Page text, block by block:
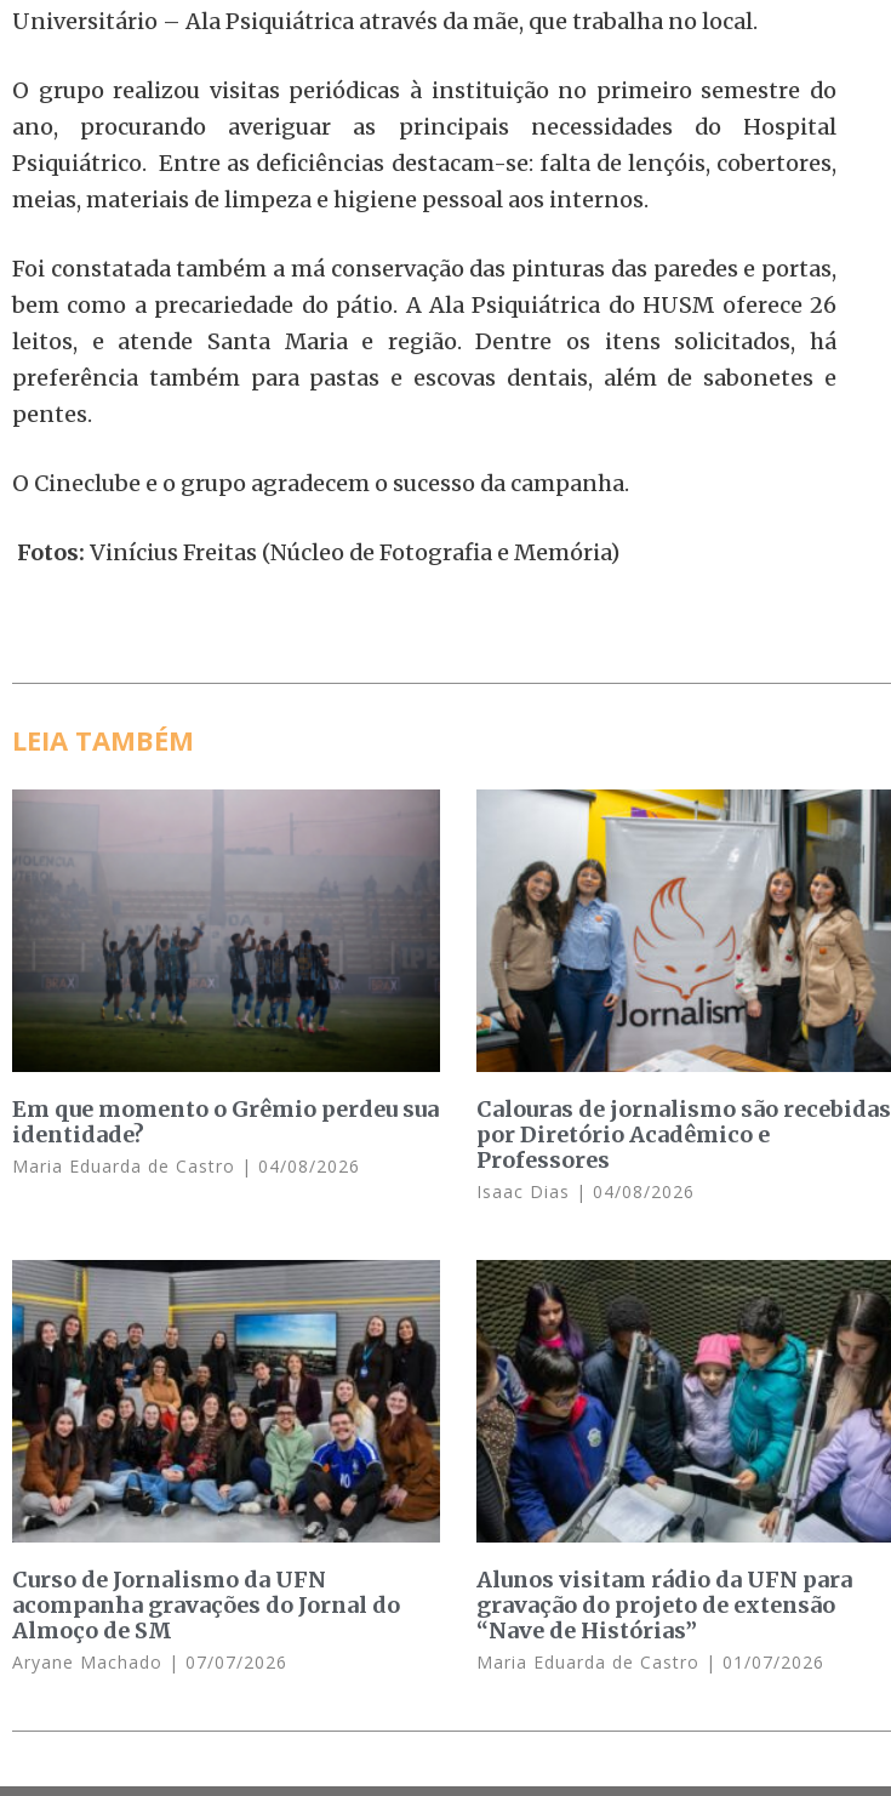
Universitário – Ala Psiquiátrica através da mãe, que trabalha no local.
O grupo realizou visitas periódicas à instituição no primeiro semestre do
ano, procurando averiguar as principais necessidades do Hospital
Psiquiátrico. Entre as deficiências destacam-se: falta de lençóis, cobertores,
meias, materiais de limpeza e higiene pessoal aos internos.
Foi constatada também a má conservação das pinturas das paredes e portas,
bem como a precariedade do pátio. A Ala Psiquiátrica do HUSM oferece 26
leitos, e atende Santa Maria e região. Dentre os itens solicitados, há
preferência também para pastas e escovas dentais, além de sabonetes e
pentes.
O Cineclube e o grupo agradecem o sucesso da campanha.
Fotos: Vinícius Freitas (Núcleo de Fotografia e Memória)
LEIA TAMBÉM
Em que momento o Grêmio perdeu sua
identidade?
Maria Eduarda de Castro 04/08/2026
Calouras de jornalismo são recebidas
por Diretório Acadêmico e
Professores
Isaac Dias 04/08/2026
Curso de Jornalismo da UFN
acompanha gravações do Jornal do
Almoço de SM
Aryane Machado 07/07/2026
Alunos visitam rádio da UFN para
gravação do projeto de extensão
“Nave de Histórias”
Maria Eduarda de Castro 01/07/2026